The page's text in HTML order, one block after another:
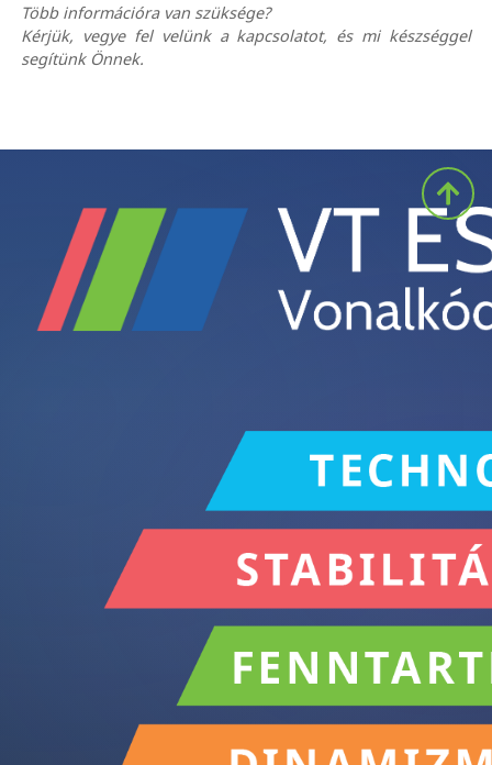
Több információra van szüksége?
Kérjük, vegye fel velünk a kapcsolatot, és mi készséggel
segítünk Önnek.